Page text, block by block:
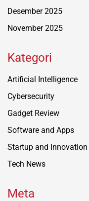
Desember 2025
November 2025
Kategori
Artificial Intelligence
Cybersecurity
Gadget Review
Software and Apps
Startup and Innovation
Tech News
Meta